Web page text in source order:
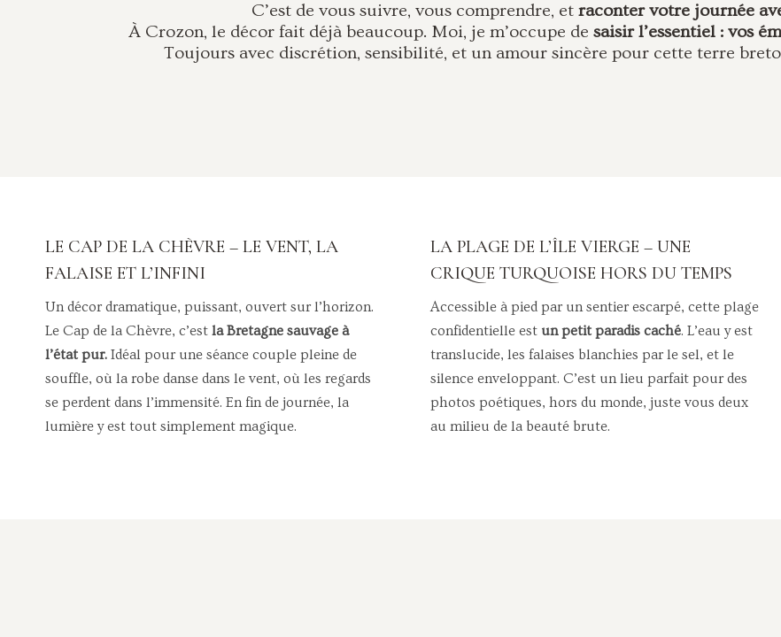
C’est de vous suivre, vous comprendre, et raconter votre journée
À Crozon, le décor fait déjà beaucoup. Moi, je m’occupe de saisir l’essentiel : vos
Toujours avec discrétion, sensibilité, et un amour sincère pour cette terre
LE CAP DE LA CHÈVRE – LE VENT, LA
FALAISE ET L’INFINI
Un décor dramatique, puissant, ouvert sur l’horizon.
Le Cap de la Chèvre, c’est la Bretagne sauvage à
l’état pur. Idéal pour une séance couple pleine de
souffle, où la robe danse dans le vent, où les regards
se perdent dans l’immensité. En fin de journée, la
lumière y est tout simplement magique.
LA PLAGE DE L’ÎLE VIERGE – UNE
CRIQUE TURQUOISE HORS DU TEMPS
Accessible à pied par un sentier escarpé, cette plage
confidentielle est un petit paradis caché. L’eau y est
translucide, les falaises blanchies par le sel, et le
silence enveloppant. C’est un lieu parfait pour des
photos poétiques, hors du monde, juste vous deux
au milieu de la beauté brute.